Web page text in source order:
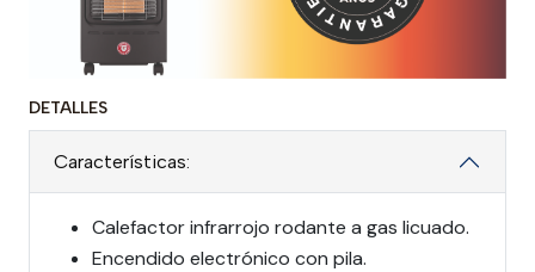
DETALLES
Características:
Calefactor infrarrojo rodante a gas licuado.
Encendido electrónico con pila.